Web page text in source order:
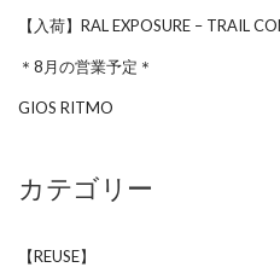
【入荷】RAL EXPOSURE – TRAIL
＊8月の営業予定＊
GIOS RITMO
カテゴリー
【REUSE】